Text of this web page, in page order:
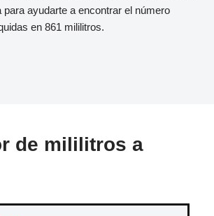
para ayudarte a encontrar el número
en 861 mililitros.
de mililitros a